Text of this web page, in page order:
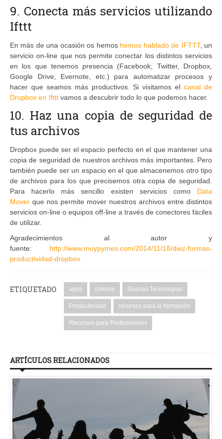
9. Conecta más servicios utilizando
Ifttt
En más de una ocasión os hemos hemos hablado de IFTTT, un
servicio on-line que nos permite conectar los distintos servicios
en los que tenemos presencia (Facebook, Twitter, Dropbox,
Google Drive, Evernote, etc.) para automatizar procesos y
hacer que seamos más productivos. Si visitamos el canal de
Dropbox en Ifttt vamos a descubrir todo lo que podemos hacer.
10. Haz una copia de seguridad de
tus archivos
Dropbox puede ser el espacio perfecto en el que mantener una
copia de seguridad de nuestros archivos más importantes. Pero
también puede ser un espacio en el que almacenemos otro tipo
de archivos para los que precisemos otra copia de seguridad.
Para hacerlo más sencillo existen servicios como Data
Mover que nos permite mover nuestros archivos entre distintos
servicios on-line o equipos off-line a través de conectores fáciles
de utilizar.
Agradecimientos al autor y
fuente: http://www.muypymes.com/2014/11/18/diez-formas-
productividad-dropbox
ETIQUETADO apps chrome Nuevas Tecnologias
Productividad recursos para la formación
Recursos para Profesionales
ARTÍCULOS RELACIONADOS